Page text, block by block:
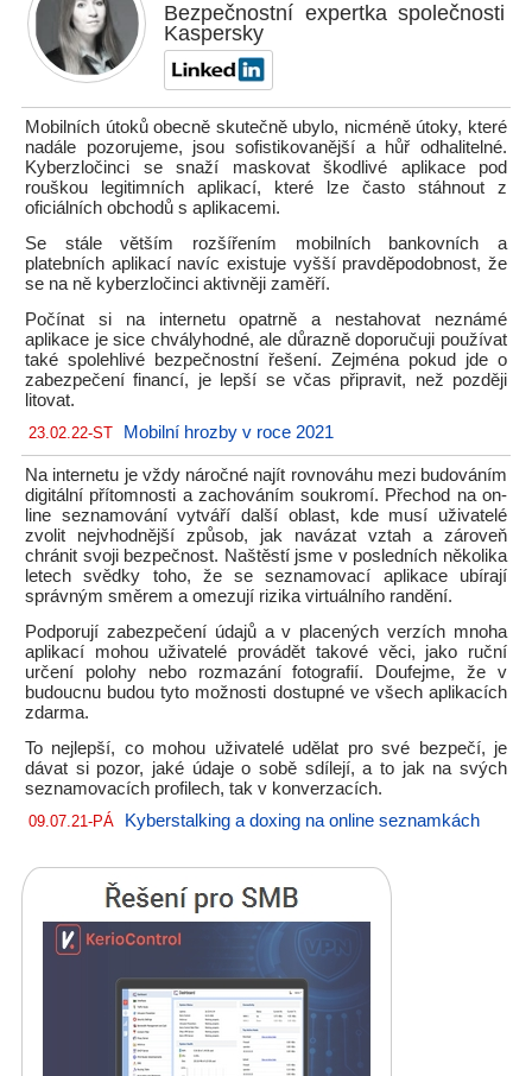
Bezpečnostní expertka společnosti
Kaspersky
Mobilních útoků obecně skutečně ubylo, nicméně útoky, které
nadále pozorujeme, jsou sofistikovanější a hůř odhalitelné.
Kyberzločinci se snaží maskovat škodlivé aplikace pod
rouškou legitimních aplikací, které lze často stáhnout z
oficiálních obchodů s aplikacemi.
Se stále větším rozšířením mobilních bankovních a
platebních aplikací navíc existuje vyšší pravděpodobnost, že
se na ně kyberzločinci aktivněji zaměří.
Počínat si na internetu opatrně a nestahovat neznámé
aplikace je sice chvályhodné, ale důrazně doporučuji používat
také spolehlivé bezpečnostní řešení. Zejména pokud jde o
zabezpečení financí, je lepší se včas připravit, než později
litovat.
23.02.22-ST Mobilní hrozby v roce 2021
Na internetu je vždy náročné najít rovnováhu mezi budováním
digitální přítomnosti a zachováním soukromí. Přechod na on-
line seznamování vytváří další oblast, kde musí uživatelé
zvolit nejvhodnější způsob, jak navázat vztah a zároveň
chránit svoji bezpečnost. Naštěstí jsme v posledních několika
letech svědky toho, že se seznamovací aplikace ubírají
správným směrem a omezují rizika virtuálního randění.
Podporují zabezpečení údajů a v placených verzích mnoha
aplikací mohou uživatelé provádět takové věci, jako ruční
určení polohy nebo rozmazání fotografií. Doufejme, že v
budoucnu budou tyto možnosti dostupné ve všech aplikacích
zdarma.
To nejlepší, co mohou uživatelé udělat pro své bezpečí, je
dávat si pozor, jaké údaje o sobě sdílejí, a to jak na svých
seznamovacích profilech, tak v konverzacích.
09.07.21-PÁ Kyberstalking a doxing na online seznamkách